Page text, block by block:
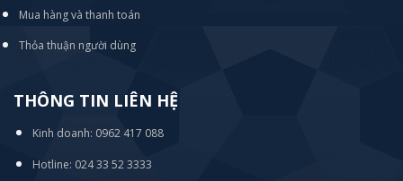
Mua hàng và thanh toán
Thỏa thuận người dùng
THÔNG TIN LIÊN HỆ
Kinh doanh: 0962 417 088
Hotline: 024 33 52 3333